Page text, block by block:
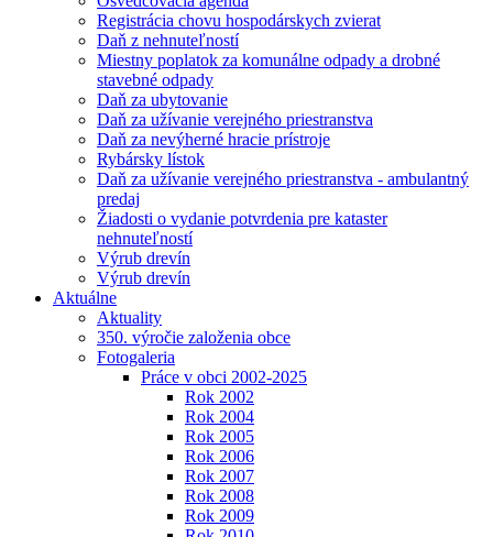
Registrácia chovu hospodárskych zvierat
Daň z nehnuteľností
Miestny poplatok za komunálne odpady a drobné
stavebné odpady
Daň za ubytovanie
Daň za užívanie verejného priestranstva
Daň za nevýherné hracie prístroje
Rybársky lístok
Daň za užívanie verejného priestranstva - ambulantný
predaj
Žiadosti o vydanie potvrdenia pre kataster
nehnuteľností
Výrub drevín
Výrub drevín
Aktuálne
Aktuality
350. výročie založenia obce
Fotogaleria
Práce v obci 2002-2025
Rok 2002
Rok 2004
Rok 2005
Rok 2006
Rok 2007
Rok 2008
Rok 2009